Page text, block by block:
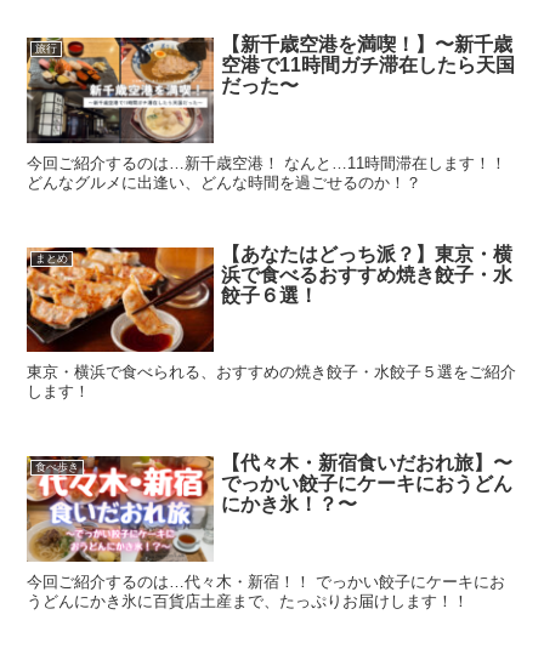
旅行
【新千歳空港を満喫！】〜新千歳
空港で11時間ガチ滞在したら天国
だった〜
今回ご紹介するのは…新千歳空港！ なんと…11時間滞在します！！
どんなグルメに出逢い、どんな時間を過ごせるのか！？
まとめ
【あなたはどっち派？】東京・横
浜で食べるおすすめ焼き餃子・水
餃子６選！
東京・横浜で食べられる、おすすめの焼き餃子・水餃子５選をご紹介
します！
食べ歩き
【代々木・新宿食いだおれ旅】〜
でっかい餃子にケーキにおうどん
にかき氷！？〜
今回ご紹介するのは…代々木・新宿！！ でっかい餃子にケーキにお
うどんにかき氷に百貨店土産まで、たっぷりお届けします！！